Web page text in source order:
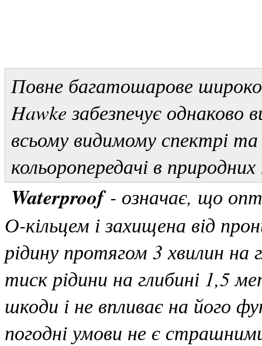
Повне багатошарове
Hawke забезпечує однаково
всьому видимому спектрі
кольоропередачі в
Waterproof- означає, що
О-кільцем і захищена від
рідину протягом 3 хвилин
тиск рідини на глибині 1,5
шкоди і не впливає на його
погодні умови не є